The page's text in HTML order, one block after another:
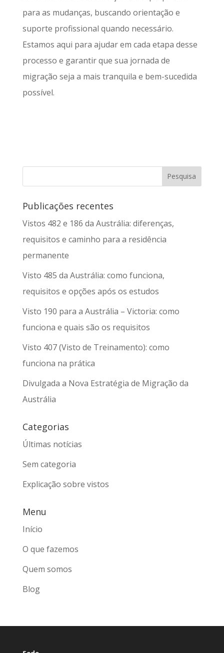
para as mudanças, buscando orientação e
suporte profissional quando necessário.
Estamos aqui para ajudar em cada etapa desse
processo e garantir que sua jornada de
migração seja a mais tranquila e bem-sucedida
possível.
Publicações recentes
Vistos 482 e 186 da Austrália: diferenças,
requisitos e caminho para a residência
permanente
Visto 485 da Austrália: como funciona,
requisitos e opções após os estudos
Visto 190 para a Austrália – Victoria: como
funciona e quais são os requisitos
Visto 407 (Visto de Treinamento): como
funciona na prática
Divulgada a Nova Estratégia de Migração da
Austrália
Categorias
Últimas notícias
Sem categoria
Explicação sobre vistos
Menu
Início
O que fazemos
Quem somos
Blog